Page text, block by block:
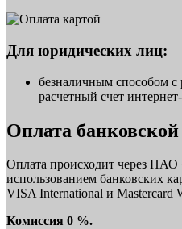
Для юридических лиц:
безналичным способом с
расчетный счет
Оплата
Оплата происходит через
использованием банковских
VISA International и Mastercard
Комиссия 0 %.